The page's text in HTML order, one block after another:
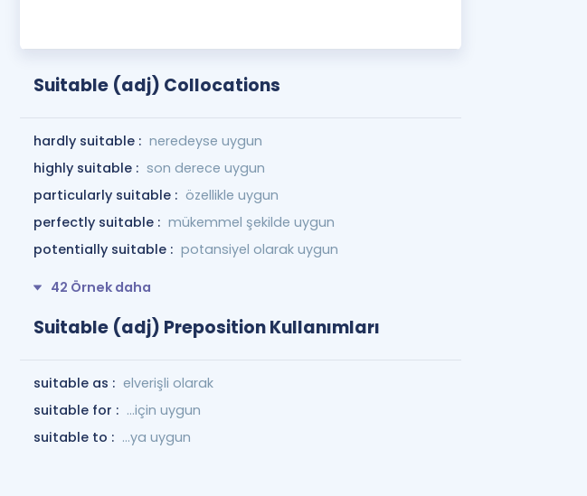
Suitable (adj) Collocations
hardly suitable : neredeyse uygun
highly suitable : son derece uygun
particularly suitable : özellikle uygun
perfectly suitable : mükemmel şekilde uygun
potentially suitable : potansiyel olarak uygun
42 Örnek daha
Suitable (adj) Preposition Kullanımları
suitable as : elverişli olarak
suitable for : …için uygun
suitable to : …ya uygun